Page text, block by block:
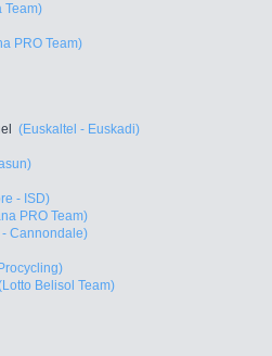
Team)
PRO Team)
(Euskaltel - Euskadi)
- ISD)
PRO Team)
Cannondale)
Belisol Team)